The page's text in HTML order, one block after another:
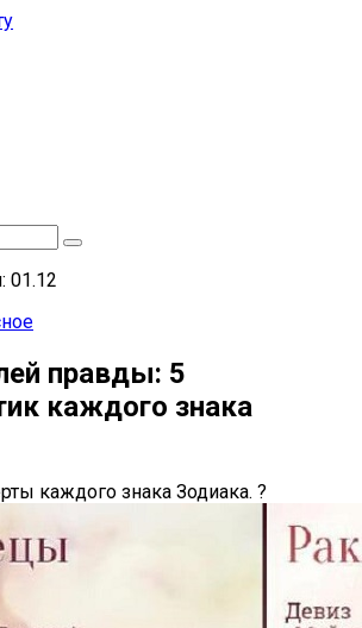
01.12
правды: 5
каждого знака
каждого знака Зодиака. ?